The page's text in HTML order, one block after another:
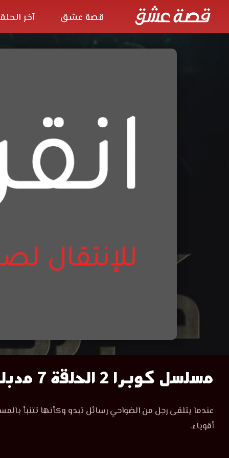
قصة عشق آخر
مسلسل
كوبرا
الموسم
مسلسل كوبرا 2 الحلقة 7 مدبلج
مسلسل
الموسم
عندما يتلقى رجل من الضواحي رسائل تبدو وكأنها تتنبأ
أقوياء.